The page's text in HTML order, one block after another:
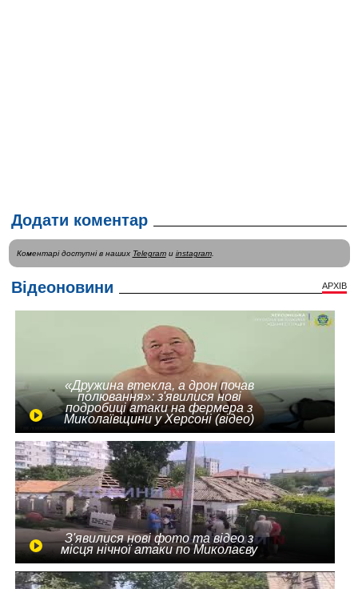
Додати коментар
Коментарі доступні в наших Telegramи instagram.
Відеоновини АРХІВ
«Дружина втекла, а дрон почав
полювання»: з'явилися нові
подробиці атаки на фермера з
Миколаївщини у Херсоні (відео)
З'явилися нові фото та відео з
місця нічної атаки по Миколаєву